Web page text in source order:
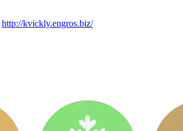
http://kvickly.engros.biz/